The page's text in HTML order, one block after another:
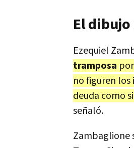
El
Ezequiel
tramposa
no figuren
deuda como
señaló.
Zambaglione